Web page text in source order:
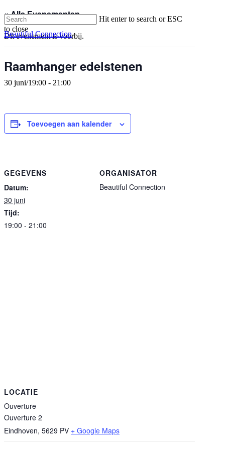
Skip
to
main
content
Hit enter to search or ESC
to close
Close
Search
Beautiful Connection
« Alle Evenementen
Dit evenement is voorbij.
Raamhanger edelstenen
30 juni/19:00 - 21:00
Toevoegen aan kalender
GEGEVENS
Datum:
30 juni
Tijd:
19:00 - 21:00
ORGANISATOR
Beautiful Connection
LOCATIE
Ouverture
Ouverture 2
Eindhoven, 5629 PV + Google Maps